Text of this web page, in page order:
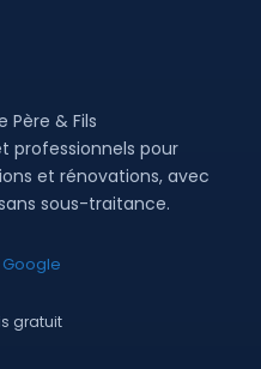
Père & Fils
professionnels pour
et rénovations, avec
sous-traitance.
Google
gratuit